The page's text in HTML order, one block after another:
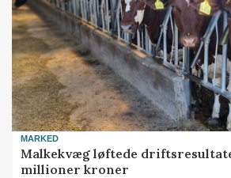
MARKED
Malkekvæg løftede
millioner kroner